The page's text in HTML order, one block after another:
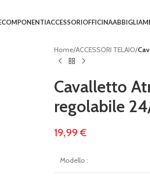
COMPONENTIACCESSORIOFFICINA
Home/ACCESSORI TELAIO/
Cavalletto
regolabile
19,99€
Modello :